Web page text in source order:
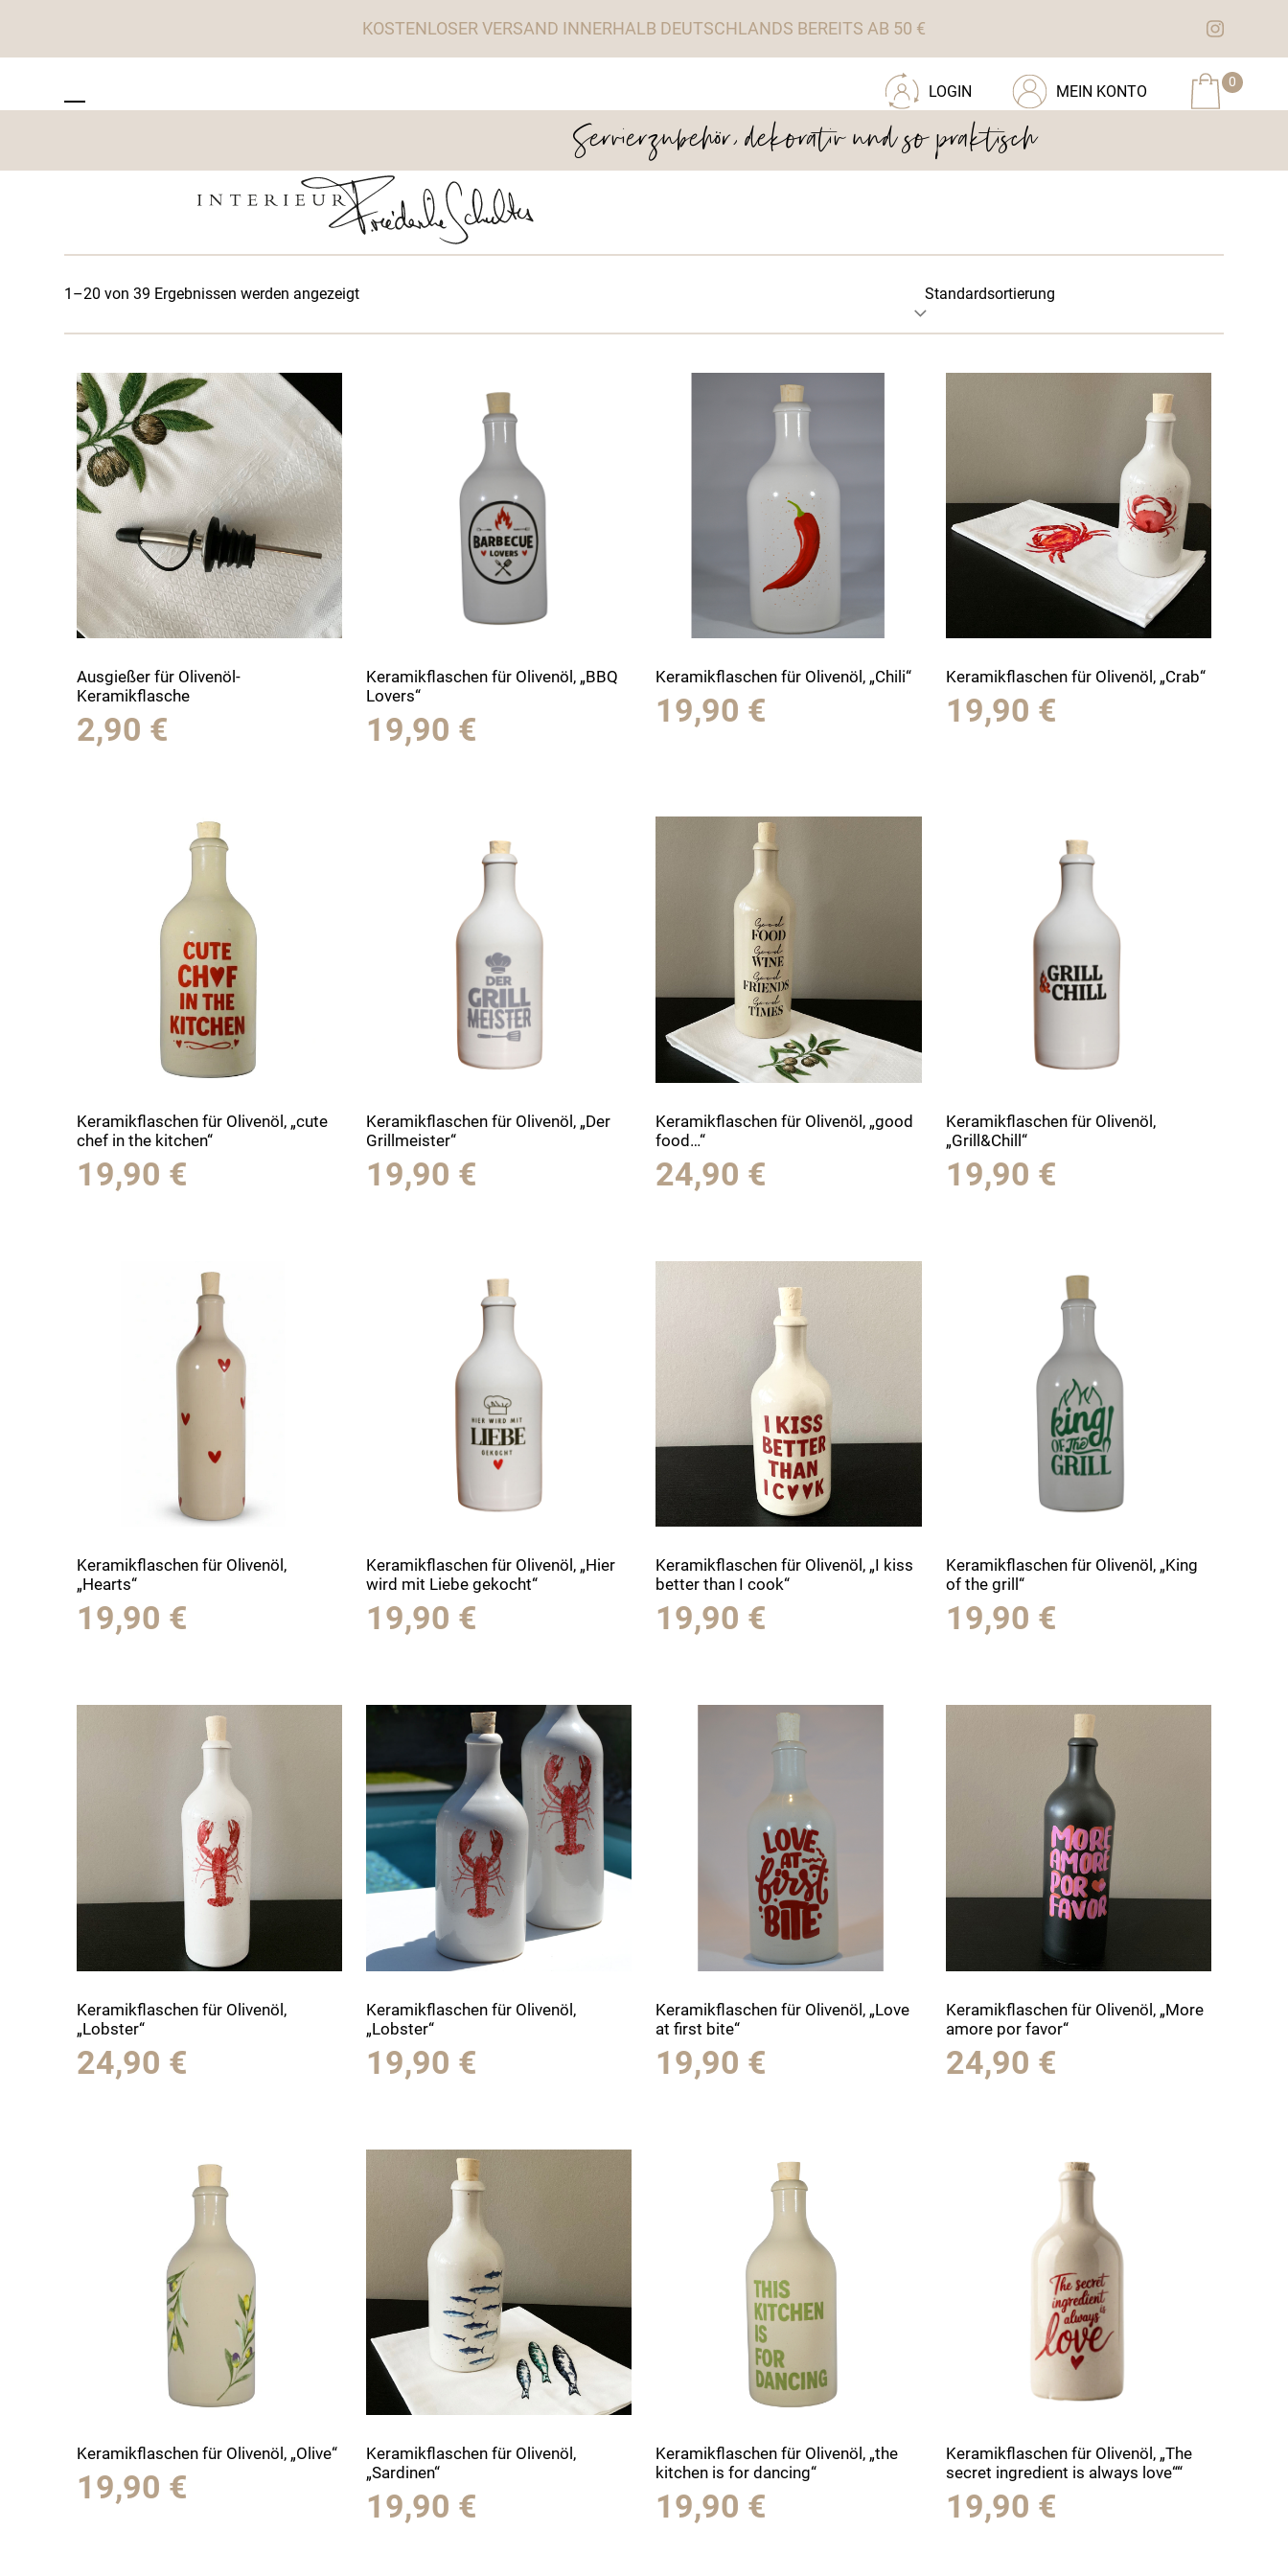
content
KOSTENLOSER VERSAND INNERHALB DEUTSCHLANDS BEREITS AB 50 €
0
MEIN KONTO
LOGIN
Servierzubehör, dekorativ und so praktisch
1–20 von 39 Ergebnissen werden angezeigt
Ausgießer für Olivenöl-
Keramikflasche
2,90 €
Keramikflaschen für Olivenöl, „BBQ
Lovers“
19,90 €
Keramikflaschen für Olivenöl, „Chili“
19,90 €
Keramikflaschen für Olivenöl, „Crab“
19,90 €
Keramikflaschen für Olivenöl, „cute
chef in the kitchen“
19,90 €
Keramikflaschen für Olivenöl, „Der
Grillmeister“
19,90 €
Keramikflaschen für Olivenöl, „good
food…“
24,90 €
Keramikflaschen für Olivenöl,
„Grill&Chill“
19,90 €
Keramikflaschen für Olivenöl,
„Hearts“
19,90 €
Keramikflaschen für Olivenöl, „Hier
wird mit Liebe gekocht“
19,90 €
Keramikflaschen für Olivenöl, „I kiss
better than I cook“
19,90 €
Keramikflaschen für Olivenöl, „King
of the grill“
19,90 €
Keramikflaschen für Olivenöl,
„Lobster“
24,90 €
Keramikflaschen für Olivenöl,
„Lobster“
19,90 €
Keramikflaschen für Olivenöl, „Love
at first bite“
19,90 €
Keramikflaschen für Olivenöl, „More
amore por favor“
24,90 €
Keramikflaschen für Olivenöl, „Olive“
19,90 €
Keramikflaschen für Olivenöl,
„Sardinen“
19,90 €
Keramikflaschen für Olivenöl, „the
kitchen is for dancing“
19,90 €
Keramikflaschen für Olivenöl, „The
secret ingredient is always love““
19,90 €